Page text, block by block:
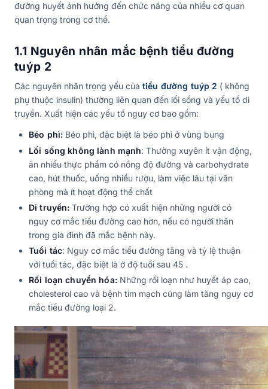
đường huyết ảnh hưởng đến chức năng của nhiều cơ quan
quan trọng trong cơ thể.
1.1 Nguyên nhân mắc bệnh tiểu đường
tuýp 2
Các nguyên nhân trọng yếu của tiểu đường tuýp 2 ( không
phụ thuộc insulin) thường liên quan đến lối sống và yếu tố di
truyền. Xuất hiện các yếu tố nguy cơ bao gồm:
Béo phì: Béo phì, đặc biệt là béo phì ở vùng bụng
Lối sống không lành mạnh: Thường xuyên ít vận động,
ăn nhiều thực phẩm có nồng độ đường và carbohydrate
cao, hút thuốc, uống nhiều rượu, làm việc lâu tại văn
phòng mà ít hoạt động thể chất
Di truyền: Trường hợp có xuất hiện những người có
nguy cơ mắc tiểu đường cao hơn, nếu có người thân
trong gia đình đã mắc bệnh này.
Tuổi tác: Nguy cơ mắc tiểu đường tăng và tỷ lệ thuận
với tuổi tác, đặc biệt là ở độ tuổi sau 45 .
Rối loạn chuyển hóa:Những rối loạn như huyết áp cao,
cholesterol cao và bệnh tim mạch cũng làm tăng nguy cơ
mắc tiểu đường loại 2.